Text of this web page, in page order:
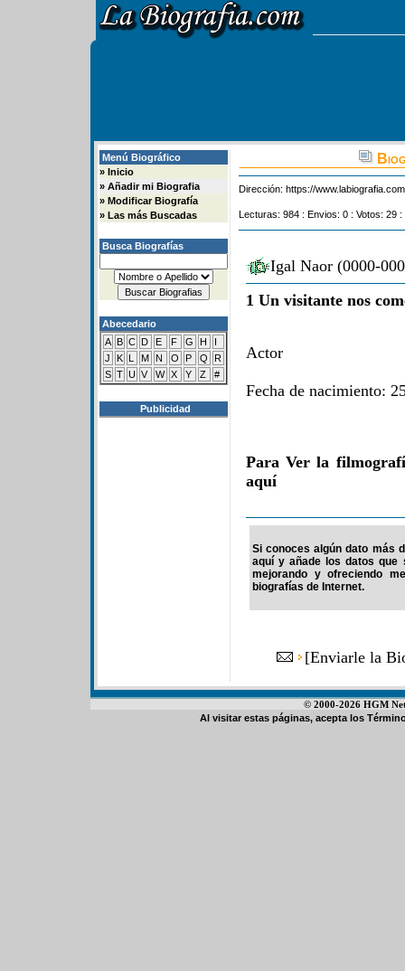
Menú Biográfico
» Inicio
» Añadir mi Biografia
» Modificar Biografía
» Las más Buscadas
Busca Biografías
Abecedario
A B C D E F G H
I
J
K L M N O P Q
R
S T U V W X Y Z #
Publicidad
Dirección: https://
Lecturas: 984 : Envios: 0 : Votos: 29
Igal Naor (0000-
1 Un visitante nos
Actor
Fecha de nacimiento:
Para Ver la
aquí
Si conoces algún dato más
aquí y añade los datos que
mejorando y ofreciendo
biografías de Internet.
[Enviarle la
© 2000-2026 HGM
Al visitar estas páginas, acepta los